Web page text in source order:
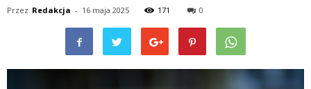
Przez Redakcja - 16 maja 2025 171 0